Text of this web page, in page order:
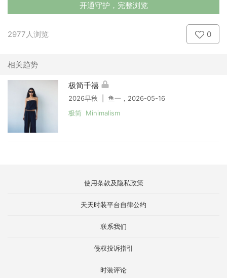
开通守护，完整浏览
2977人浏览 0
相关趋势
极简千禧
2026早秋 | 鱼一，2026-05-16
极简 Minimalism
使用条款及隐私政策
天天时装平台自律公约
联系我们
侵权投诉指引
时装评论